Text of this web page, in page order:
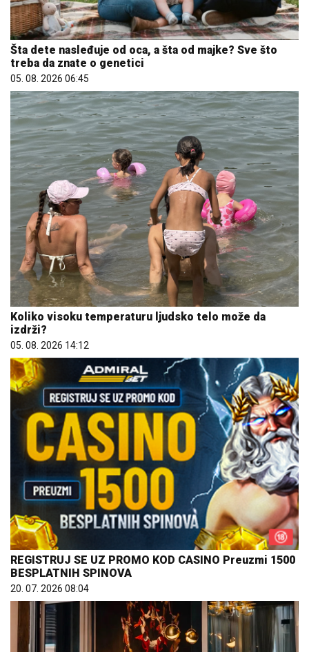
Šta dete nasleđuje od oca, a šta od majke? Sve što
treba da znate o genetici
05. 08. 2026 06:45
Koliko visoku temperaturu ljudsko telo može da
izdrži?
05. 08. 2026 14:12
REGISTRUJ SE UZ PROMO KOD CASINO Preuzmi 1500
BESPLATNIH SPINOVA
20. 07. 2026 08:04